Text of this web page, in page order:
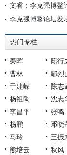
文睿：李克强博鳌
李克强博鳌论坛发
热门专栏
秦晖 陈行
曹林
鄢烈
于建嵘
陈志
杨祖陶
沈志
李昌平
张鸣
杨鹏
邓晓
马玲
王振
熊培云
秋风